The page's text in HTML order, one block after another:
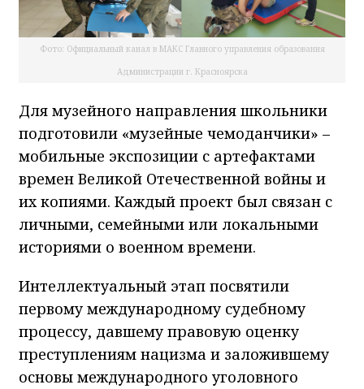
Фото: Официальный канал в МАКС Главного управления образования
Администрации г. Красноярска
Для музейного направления школьники
подготовили «музейные чемоданчики» –
мобильные экспозиции с артефактами
времен Великой Отечественной войны и
их копиями. Каждый проект был связан с
личными, семейными или локальными
историями о военном времени.
Интеллектуальный этап посвятили
первому международному судебному
процессу, давшему правовую оценку
преступлениям нацизма и заложившему
основы международного уголовного